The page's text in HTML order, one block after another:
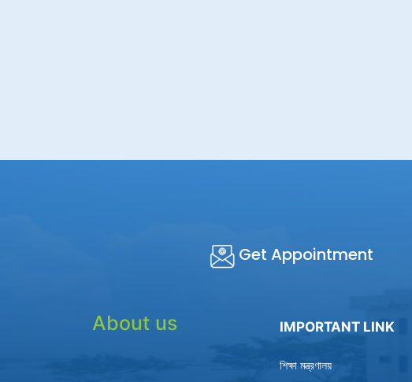
Get Appointment
About us IMPORTANT LINK
শিক্ষা মন্ত্রণালয়